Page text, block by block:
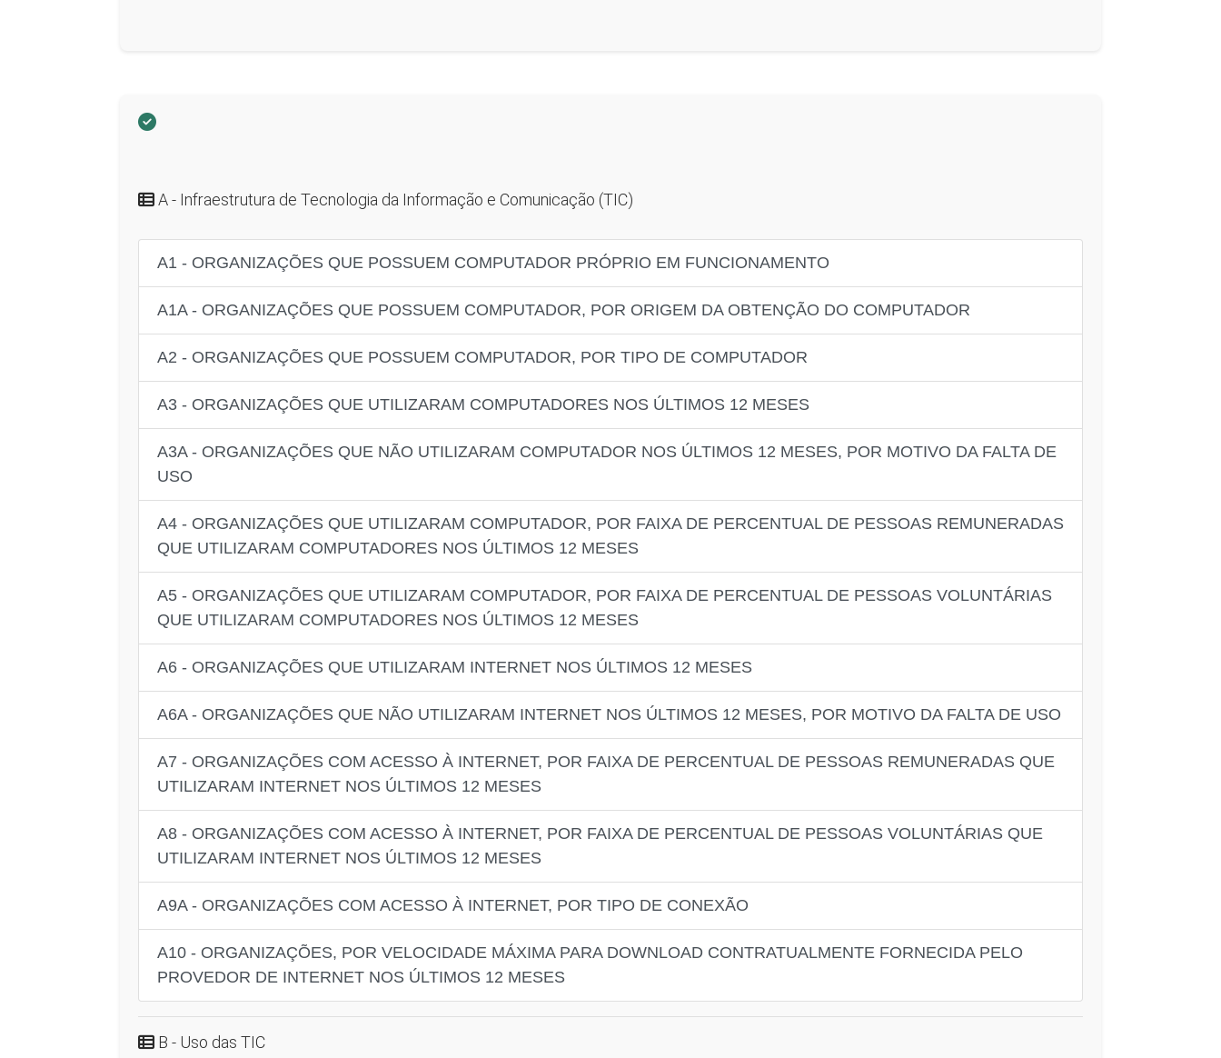
A - Infraestrutura de Tecnologia da Informação e Comunicação (TIC)
A1 - ORGANIZAÇÕES QUE POSSUEM COMPUTADOR PRÓPRIO EM FUNCIONAMENTO
A1A - ORGANIZAÇÕES QUE POSSUEM COMPUTADOR, POR ORIGEM DA OBTENÇÃO DO COMPUTADOR
A2 - ORGANIZAÇÕES QUE POSSUEM COMPUTADOR, POR TIPO DE COMPUTADOR
A3 - ORGANIZAÇÕES QUE UTILIZARAM COMPUTADORES NOS ÚLTIMOS 12 MESES
A3A - ORGANIZAÇÕES QUE NÃO UTILIZARAM COMPUTADOR NOS ÚLTIMOS 12 MESES, POR MOTIVO DA FALTA DE
USO
A4 - ORGANIZAÇÕES QUE UTILIZARAM COMPUTADOR, POR FAIXA DE PERCENTUAL DE PESSOAS REMUNERADAS
QUE UTILIZARAM COMPUTADORES NOS ÚLTIMOS 12 MESES
A5 - ORGANIZAÇÕES QUE UTILIZARAM COMPUTADOR, POR FAIXA DE PERCENTUAL DE PESSOAS VOLUNTÁRIAS
QUE UTILIZARAM COMPUTADORES NOS ÚLTIMOS 12 MESES
A6 - ORGANIZAÇÕES QUE UTILIZARAM INTERNET NOS ÚLTIMOS 12 MESES
A6A - ORGANIZAÇÕES QUE NÃO UTILIZARAM INTERNET NOS ÚLTIMOS 12 MESES, POR MOTIVO DA FALTA DE USO
A7 - ORGANIZAÇÕES COM ACESSO À INTERNET, POR FAIXA DE PERCENTUAL DE PESSOAS REMUNERADAS QUE
UTILIZARAM INTERNET NOS ÚLTIMOS 12 MESES
A8 - ORGANIZAÇÕES COM ACESSO À INTERNET, POR FAIXA DE PERCENTUAL DE PESSOAS VOLUNTÁRIAS QUE
UTILIZARAM INTERNET NOS ÚLTIMOS 12 MESES
A9A - ORGANIZAÇÕES COM ACESSO À INTERNET, POR TIPO DE CONEXÃO
A10 - ORGANIZAÇÕES, POR VELOCIDADE MÁXIMA PARA DOWNLOAD CONTRATUALMENTE FORNECIDA PELO
PROVEDOR DE INTERNET NOS ÚLTIMOS 12 MESES
B - Uso das TIC